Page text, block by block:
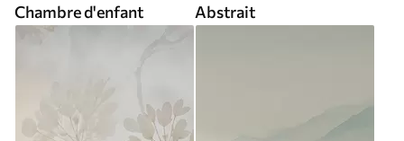
Chambre d'enfant Abstrait